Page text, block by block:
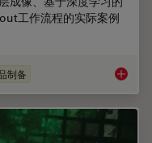
工作流程的实际案例
制备 用于三